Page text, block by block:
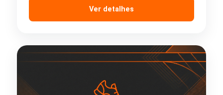
Ver detalhes